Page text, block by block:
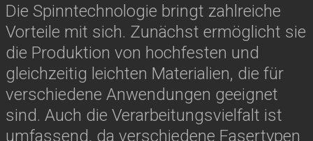
Die Spinntechnologie bringt zahlreiche
Vorteile mit sich. Zunächst ermöglicht sie
die Produktion von hochfesten und
gleichzeitig leichten Materialien, die für
verschiedene Anwendungen geeignet
sind. Auch die Verarbeitungsvielfalt ist
umfassend, da verschiedene Fasertypen